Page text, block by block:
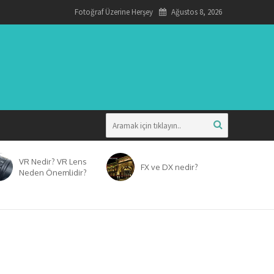
Fotoğraf Üzerine Herşey Ağustos 8, 2026
VR Nedir? VR Lens
Neden Önemlidir?
FX ve DX nedir?